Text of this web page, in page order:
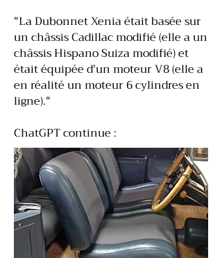
"La Dubonnet Xenia était basée sur
un châssis Cadillac modifié (elle a un
châssis Hispano Suiza modifié) et
était équipée d'un moteur V8 (elle a
en réalité un moteur 6 cylindres en
ligne)."
ChatGPT continue :